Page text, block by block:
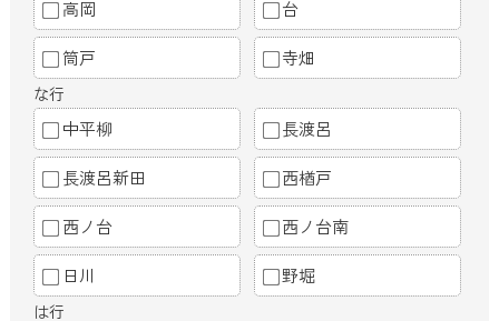
高岡 台
筒戸 寺畑
な行
中平柳 長渡呂
長渡呂新田 西楢戸
西ノ台 西ノ台南
日川 野堀
は行